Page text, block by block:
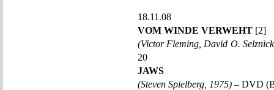
18.11.08
VOM WINDE VERWEHT [2]
(Victor Fleming, David O.
20
JAWS
(Steven Spielberg, 1975) – DVD